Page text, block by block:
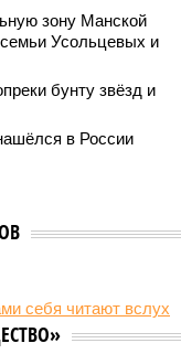
«Сказочного
ждать от
достройки
леса» пайщики ЖК
«Сказочного леса»
получены